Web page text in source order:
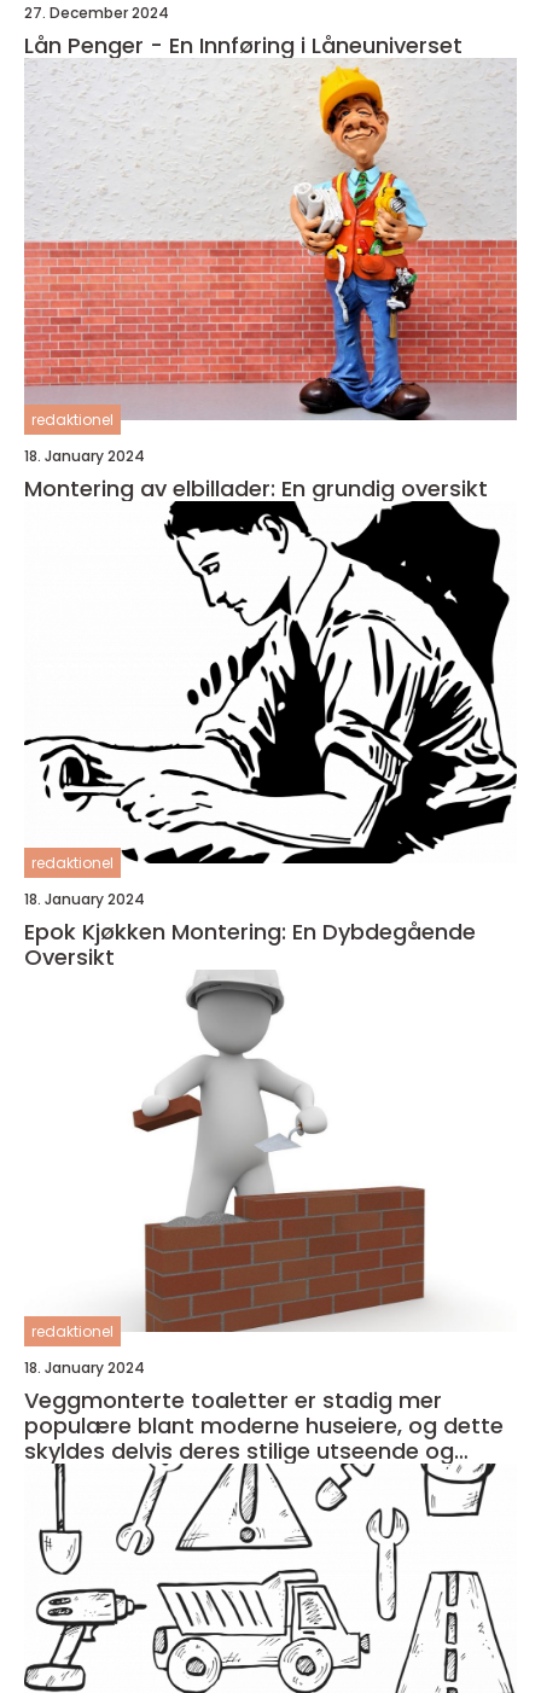
27. December 2024
Lån Penger - En Innføring i Låneuniverset
redaktionel
18. January 2024
Montering av elbillader: En grundig oversikt
redaktionel
18. January 2024
Epok Kjøkken Montering: En Dybdegående
Oversikt
redaktionel
18. January 2024
Veggmonterte toaletter er stadig mer
populære blant moderne huseiere, og dette
skyldes delvis deres stilige utseende og
plassbesparende design